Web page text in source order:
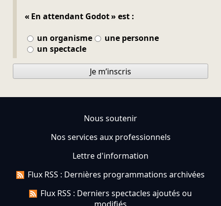
« En attendant Godot » est :
un organisme
une personne
un spectacle
Je m’inscris
Nous soutenir
Nos services aux professionnels
Lettre d'information
Flux RSS : Dernières programmations archivées
Flux RSS : Derniers spectacles ajoutés ou